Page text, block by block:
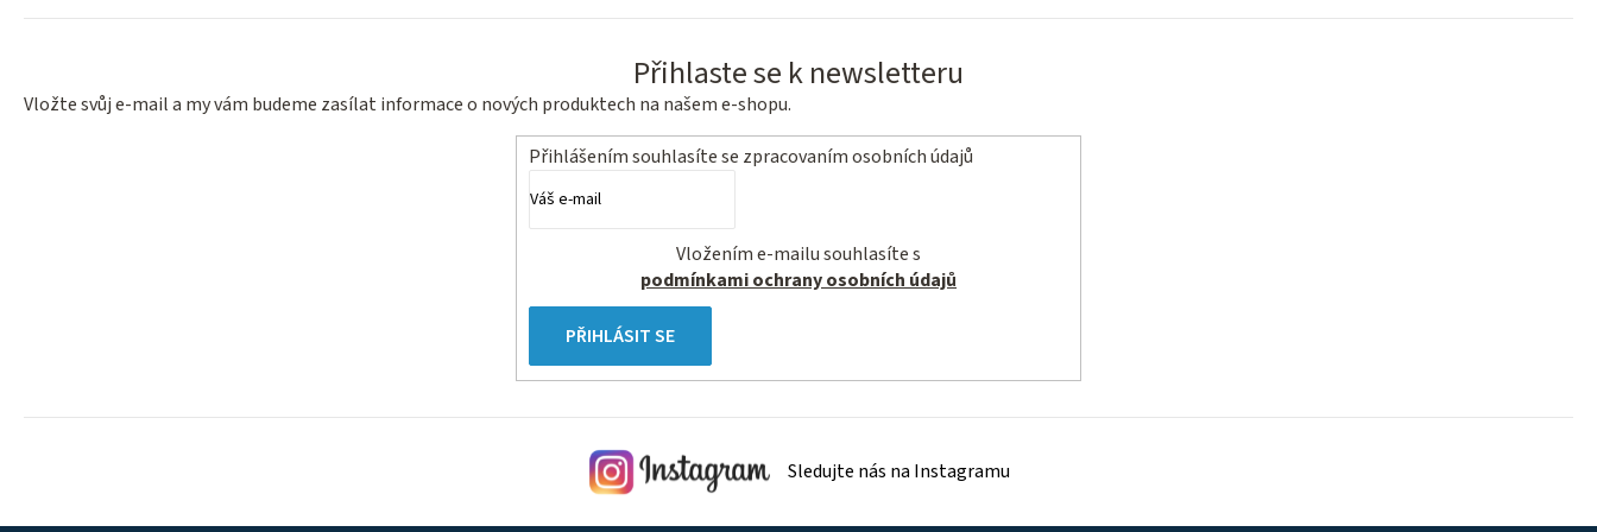
Přihlaste se k newsletteru
Vložte svůj e-mail a my vám budeme zasílat informace o nových produktech na našem e-shopu.
Přihlášením souhlasíte se zpracovaním osobních údajů
podmínkami ochrany osobních údajů
PŘIHLÁSIT SE
Sledujte nás na Instagramu